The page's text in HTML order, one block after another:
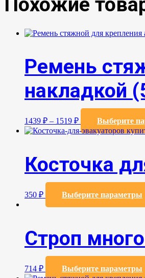
Ремень
накладкой
1439 ₽ – 1519 ₽ Выберите
Косточка
350 ₽ Выберите параметры
Строп
714 ₽ Выберите параметры